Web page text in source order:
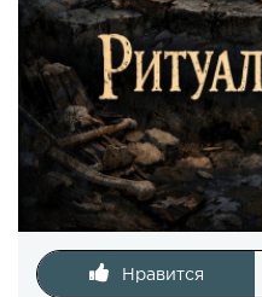
Нравится